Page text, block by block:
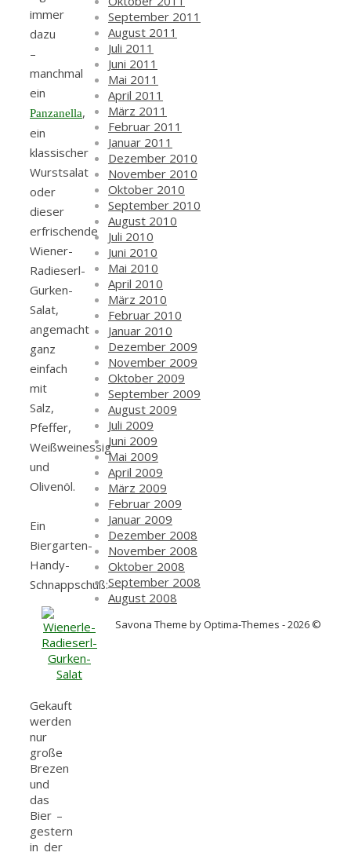
immer
dazu
–
manchmal
ein
Panzanella,
ein
klassischer
Wurstsalat
oder
dieser
erfrischende
Wiener-
Radieserl-
Gurken-
Salat,
angemacht
ganz
einfach
mit
Salz,
Pfeffer,
Weißweinessig
und
Olivenöl.
Ein
Biergarten-
Handy-
Schnappschuß:
Gekauft
werden
nur
große
Brezen
und
das
Bier –
gestern
in der
September 2011
August 2011
Juli 2011
Juni 2011
Mai 2011
April 2011
März 2011
Februar 2011
Januar 2011
Dezember 2010
November 2010
Oktober 2010
September 2010
August 2010
Juli 2010
Juni 2010
Mai 2010
April 2010
März 2010
Februar 2010
Januar 2010
Dezember 2009
November 2009
Oktober 2009
September 2009
August 2009
Juli 2009
Juni 2009
Mai 2009
April 2009
März 2009
Februar 2009
Januar 2009
Dezember 2008
November 2008
Oktober 2008
September 2008
August 2008
Savona Theme by Optima-Themes - 2026 ©